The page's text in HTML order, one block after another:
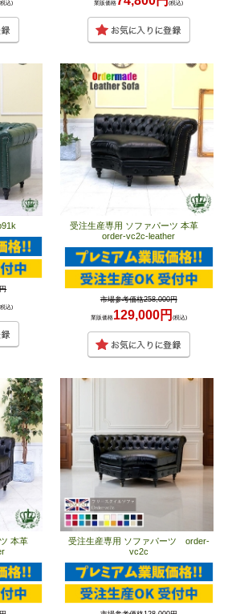
込) 業販価格 (税込)
込)
受注生産専用 ソファパーツ 本革
order-vc2c-leather
市場参考価格258,000円
業販価格129,000円 (税込)
ツ 本革
受注生産専用 ソファパーツ order-
vc2c